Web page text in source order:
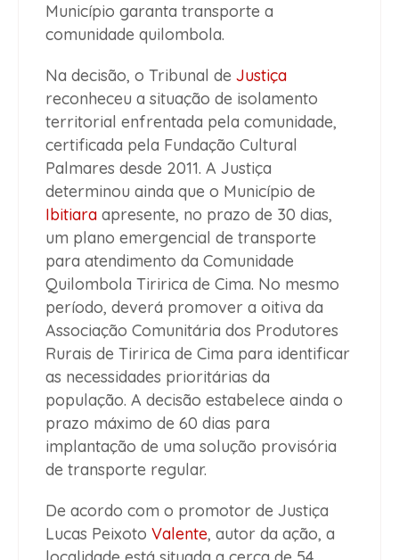
Município garanta transporte a
comunidade quilombola.
Na decisão, o Tribunal de Justiça
reconheceu a situação de isolamento
territorial enfrentada pela comunidade,
certificada pela Fundação Cultural
Palmares desde 2011. A Justiça
determinou ainda que o Município de
Ibitiara apresente, no prazo de 30 dias,
um plano emergencial de transporte
para atendimento da Comunidade
Quilombola Tiririca de Cima. No mesmo
período, deverá promover a oitiva da
Associação Comunitária dos Produtores
Rurais de Tiririca de Cima para identificar
as necessidades prioritárias da
população. A decisão estabelece ainda o
prazo máximo de 60 dias para
implantação de uma solução provisória
de transporte regular.
De acordo com o promotor de Justiça
Lucas Peixoto Valente, autor da ação, a